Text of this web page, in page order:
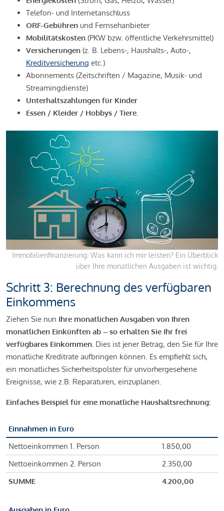
Telefon- und Internetanschluss
ORF-Gebühren und Fernsehanbieter
Mobilitätskosten (PKW bzw. öffentliche Verkehrsmittel)
Versicherungen (z. B. Lebens-, Haushalts-, Auto-,
Kreditversicherung etc.)
Abonnements (Zeitschriften / Magazine, Musik- und
Streamingdienste)
Unterhaltszahlungen für Kinder
Essen / Kleider / Hobbys / Tiere.
Immobilienfinanzierung: Was kann ich mir leisten? Ein Überblick
über Ihre monatlichen Ausgaben ist wichtig.
Schritt 3: Berechnung des verfügbaren
Einkommens
Ziehen Sie nun Ihre monatlichen Ausgaben von Ihren
monatlichen Einkünften ab – so erhalten Sie Ihr frei
verfügbares Einkommen. Dies ist jener Betrag, den Sie für Ihre
monatliche Kreditrate aufbringen können. Es empfiehlt sich,
ein monatliches Sicherheitspolster für unvorhergesehene
Ereignisse, wie z.B. Reparaturen, einzuplanen.
Einfaches Beispiel für eine monatliche Haushaltsrechnung:
Einnahmen in Euro
Nettoeinkommen 1. Person
1.850,00
Nettoeinkommen 2. Person
2.350,00
SUMME
4.200,00